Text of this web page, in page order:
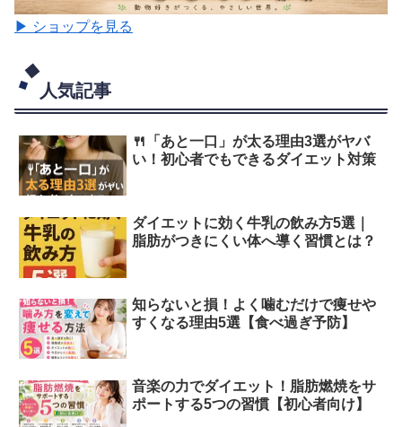
▶ ショップを見る
人気記事
🍴「あと一口」が太る理由3選がヤバ
い！初心者でもできるダイエット対策
ダイエットに効く牛乳の飲み方5選｜
脂肪がつきにくい体へ導く習慣とは？
知らないと損！よく噛むだけで痩せや
すくなる理由5選【食べ過ぎ予防】
音楽の力でダイエット！脂肪燃焼をサ
ポートする5つの習慣【初心者向け】